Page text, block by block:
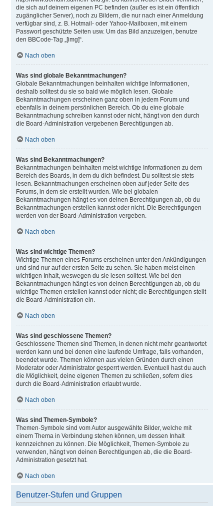
die sich auf deinem eigenen PC befinden (außer es ist ein öffentlich
zugänglicher Server), noch zu Bildern, die nur nach einer Anmeldung
verfügbar sind, z. B. Hotmail- oder Yahoo-Mailboxen, mit einem
Passwort geschützte Seiten usw. Um das Bild anzuzeigen, benutze
den BBCode-Tag „[img]“.
Nach oben
Was sind globale Bekanntmachungen?
Globale Bekanntmachungen beinhalten wichtige Informationen,
deshalb solltest du sie so bald wie möglich lesen. Globale
Bekanntmachungen erscheinen ganz oben in jedem Forum und
ebenfalls in deinem persönlichen Bereich. Ob du eine globale
Bekanntmachung schreiben kannst oder nicht, hängt von den durch
die Board-Administration vergebenen Berechtigungen ab.
Nach oben
Was sind Bekanntmachungen?
Bekanntmachungen beinhalten meist wichtige Informationen zu dem
Bereich des Boards, in dem du dich befindest. Du solltest sie stets
lesen. Bekanntmachungen erscheinen oben auf jeder Seite des
Forums, in dem sie erstellt wurden. Wie bei globalen
Bekanntmachungen hängt es von deinen Berechtigungen ab, ob du
Bekanntmachungen erstellen kannst oder nicht. Die Berechtigungen
werden von der Board-Administration vergeben.
Nach oben
Was sind wichtige Themen?
Wichtige Themen eines Forums erscheinen unter den Ankündigungen
und sind nur auf der ersten Seite zu sehen. Sie haben meist einen
wichtigen Inhalt, weswegen du sie lesen solltest. Wie bei den
Bekanntmachungen hängt es von deinen Berechtigungen ab, ob du
wichtige Themen erstellen kannst oder nicht; die Berechtigungen stellt
die Board-Administration ein.
Nach oben
Was sind geschlossene Themen?
Geschlossene Themen sind Themen, in denen nicht mehr geantwortet
werden kann und bei denen eine laufende Umfrage, falls vorhanden,
beendet wurde. Themen können aus vielen Gründen durch einen
Moderator oder Administrator gesperrt werden. Eventuell hast du auch
die Möglichkeit, deine eigenen Themen zu schließen, sofern dies
durch die Board-Administration erlaubt wurde.
Nach oben
Was sind Themen-Symbole?
Themen-Symbole sind vom Autor ausgewählte Bilder, welche mit
einem Thema in Verbindung stehen können, um dessen Inhalt
kennzeichnen zu können. Die Möglichkeit, Themen-Symbole zu
verwenden, hängt von deinen Berechtigungen ab, die die Board-
Administration gesetzt hat.
Nach oben
Benutzer-Stufen und Gruppen